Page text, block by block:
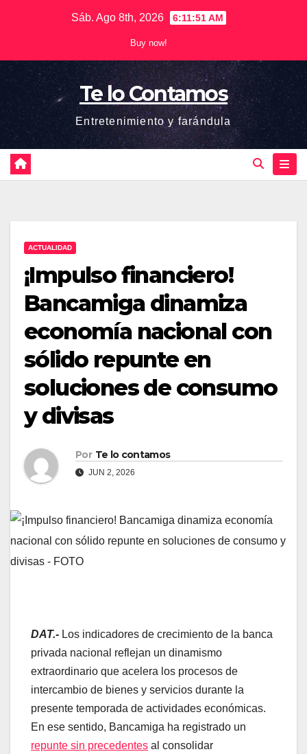
Sáb. Ago 8th, 2026 6:11:52 AM
Buy now!
Te lo Contamos
Entretenimiento y farándula
ACTUALIDAD
¡Impulso financiero!
Bancamiga dinamiza
economía nacional con
sólido repunte en
soluciones de consumo
y divisas
Por Te lo contamos
JUN 2, 2026
DAT.- Los indicadores de crecimiento de la banca
privada nacional reflejan un dinamismo
extraordinario que acelera los procesos de
intercambio de bienes y servicios durante la
presente temporada de actividades económicas.
En ese sentido, Bancamiga ha registrado un
repunte sin precedentes al consolidar